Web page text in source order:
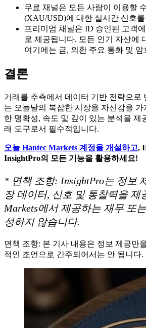
무료 채널은 모든 사람이 이용할
(XAU/USD)에 대한 실시간 신호
프리미엄 채널은 ID 승인된 고객
로 제공됩니다. 모든 인기 자산에
여기에는 금, 외환 주요 통화 및
결론
거래를 추측에서 데이터 기반 전략으로
는 오늘날의 복잡한 시장을 자신감을
한 명확성, 속도 및 깊이 있는 분석을 제
래 도구로서 필수적입니다.
오늘 Hantec Markets 계정을 개설하고,
InsightPro의 모든 기능을 활용하세요!
* 면책 조항: InsightPro는 정보
장 데이터, 신호 및 통찰력을 제
Markets에서 제공하는 재무 또
성하지 않습니다.
면책 조항: 본 기사 내용은 정보 제공만
적인 조언으로 간주되어서는 안 됩니다.